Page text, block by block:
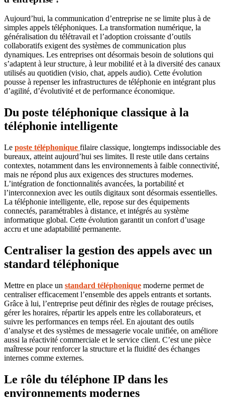
Aujourd’hui, la communication d’entreprise ne se limite plus à de
simples appels téléphoniques. La transformation numérique, la
généralisation du télétravail et l’adoption croissante d’outils
collaboratifs exigent des systèmes de communication plus
dynamiques. Les entreprises ont désormais besoin de solutions qui
s’adaptent à leur structure, à leur mobilité et à la diversité des canaux
utilisés au quotidien (visio, chat, appels audio). Cette évolution
pousse à repenser les infrastructures de téléphonie en intégrant plus
d’agilité, d’évolutivité et de performance économique.
Du poste téléphonique classique à la
téléphonie intelligente
Le poste téléphonique filaire classique, longtemps indissociable des
bureaux, atteint aujourd’hui ses limites. Il reste utile dans certains
contextes, notamment dans les environnements à faible connectivité,
mais ne répond plus aux exigences des structures modernes.
L’intégration de fonctionnalités avancées, la portabilité et
l’interconnexion avec les outils digitaux sont désormais essentielles.
La téléphonie intelligente, elle, repose sur des équipements
connectés, paramétrables à distance, et intégrés au système
informatique global. Cette évolution garantit un confort d’usage
accru et une adaptabilité permanente.
Centraliser la gestion des appels avec un
standard téléphonique
Mettre en place un standard téléphonique moderne permet de
centraliser efficacement l’ensemble des appels entrants et sortants.
Grâce à lui, l’entreprise peut définir des règles de routage précises,
gérer les horaires, répartir les appels entre les collaborateurs, et
suivre les performances en temps réel. En ajoutant des outils
d’analyse et des systèmes de messagerie vocale unifiée, on améliore
aussi la réactivité commerciale et le service client. C’est une pièce
maîtresse pour renforcer la structure et la fluidité des échanges
internes comme externes.
Le rôle du téléphone IP dans les
environnements modernes